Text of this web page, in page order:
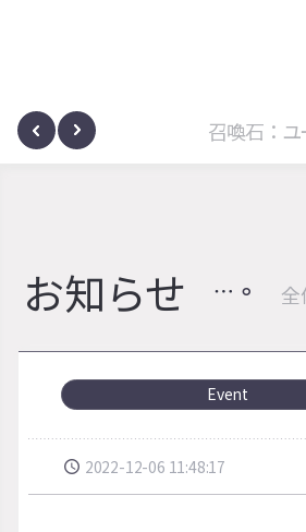
サノヴァ 召喚石：
お知らせ
Event
2022-12-06 11:48:17